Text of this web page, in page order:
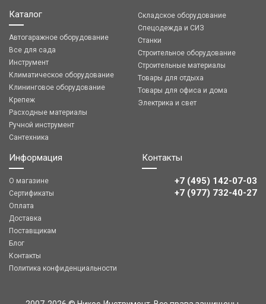
Каталог
Автогаражное оборудование
Все для сада
Инструмент
Климатическое оборудование
Клининговое оборудование
Крепеж
Расходные материалы
Ручной инструмент
Сантехника
Складское оборудование
Спецодежда и СИЗ
Станки
Строительное оборудование
Строительные материалы
Товары для отдыха
Товары для офиса и дома
Электрика и свет
Информация
О магазине
Сертификаты
Оплата
Доставка
Поставщикам
Блог
Контакты
Политика конфиденциальности
Контакты
+7 (495) 142-07-03
‎‎+7 (977) 732-40-27